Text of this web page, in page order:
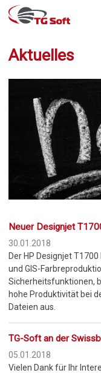
Aktuelles
Neuer Designjet
30.01.2018
Der HP Designjet
und GIS-
Sicherheitsfunktionen,
hohe Produktivität bei
Dateien aus.
TG-Soft an der
05.01.2018
Vielen Dank für Ihr